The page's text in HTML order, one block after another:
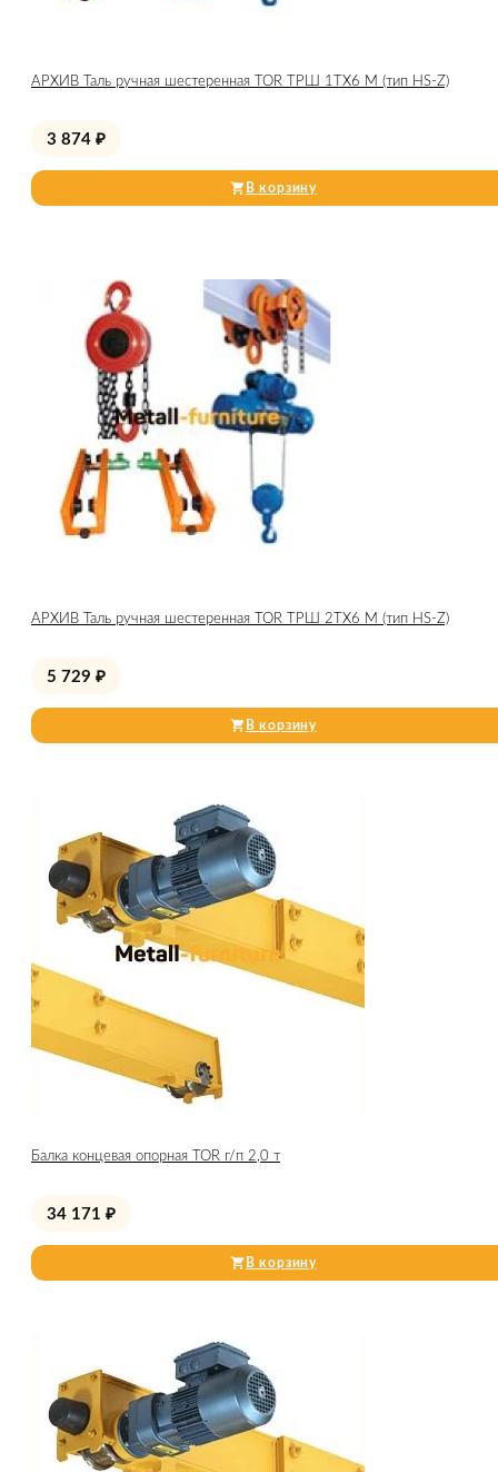
АРХИВ Таль ручная шестеренная TOR ТРШ 1ТХ6 М (тип HS-Z)
3 874 ₽
В корзину
АРХИВ Таль ручная шестеренная TOR ТРШ 2ТХ6 М (тип HS-Z)
5 729 ₽
В корзину
Балка концевая опорная TOR г/п 2,0 т
34 171 ₽
В корзину